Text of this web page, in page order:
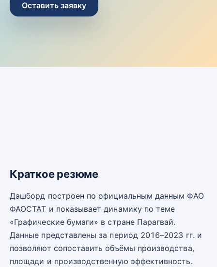
Оставить заявку
Краткое резюме
Дашборд построен по официальным данным ФАО
ФАОСТАТ и показывает динамику по теме
«Графические бумаги» в стране Парагвай.
Данные представлены за период 2016–2023 гг. и
позволяют сопоставить объёмы производства,
площади и производственную эффективность.